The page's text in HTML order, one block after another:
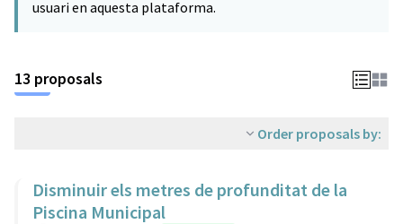
usuari en aquesta plataforma.
13 proposals
Order proposals by:
Disminuir els metres de profunditat de la
Piscina Municipal